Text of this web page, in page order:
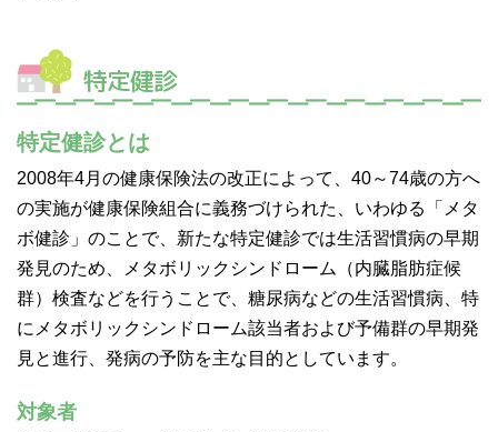
特定健診
特定健診とは
2008年4月の健康保険法の改正によって、40～74歳の方へ
の実施が健康保険組合に義務づけられた、いわゆる「メタ
ボ健診」のことで、新たな特定健診では生活習慣病の早期
発見のため、メタボリックシンドローム（内臓脂肪症候
群）検査などを行うことで、糖尿病などの生活習慣病、特
にメタボリックシンドローム該当者および予備群の早期発
見と進行、発病の予防を主な目的としています。
対象者